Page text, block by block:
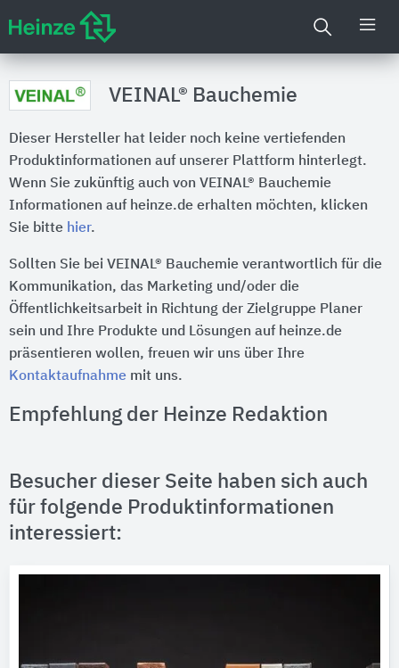
VEINAL® Bauchemie
Dieser Hersteller hat leider noch keine vertiefenden
Produktinformationen auf unserer Plattform hinterlegt.
Wenn Sie zukünftig auch von VEINAL® Bauchemie
Informationen auf heinze.de erhalten möchten, klicken
Sie bitte hier.
Sollten Sie bei VEINAL® Bauchemie verantwortlich für die
Kommunikation, das Marketing und/oder die
Öffentlichkeitsarbeit in Richtung der Zielgruppe Planer
sein und Ihre Produkte und Lösungen auf heinze.de
präsentieren wollen, freuen wir uns über Ihre
Kontaktaufnahme mit uns.
Empfehlung der Heinze Redaktion
Besucher dieser Seite haben sich auch
für folgende Produktinformationen
interessiert: